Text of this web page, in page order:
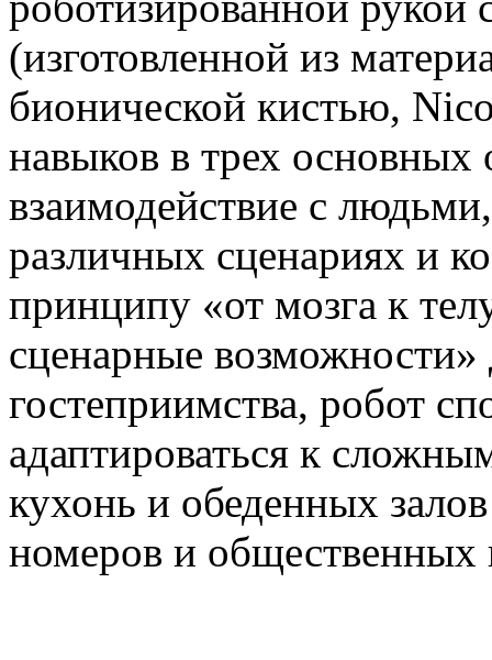
(изготовленной из
бионической кистью,
навыков в трех основных
взаимодействие с
различных сценариях и
принципу «от мозга к
сценарные возможности»
гостеприимства, робот
адаптироваться к
кухонь и обеденных
номеров и общественных